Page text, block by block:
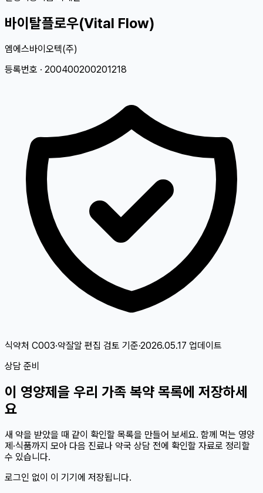
바이탈플로우(Vital Flow)
엠에스바이오텍(주)
등록번호 · 200400200201218
식약처 C003·약잘알 편집 검토 기준·2026.05.17 업데이트
상담 준비
이 영양제 을 우리 가족 복약 목록에 저장하세
요
새 약을 받았을 때 같이 확인할 목록을 만들어 보세요. 함께 먹는 영양
제·식품까지 모아 다음 진료나 약국 상담 전에 확인할 자료로 정리할
수 있습니다.
로그인 없이 이 기기에 저장됩니다.